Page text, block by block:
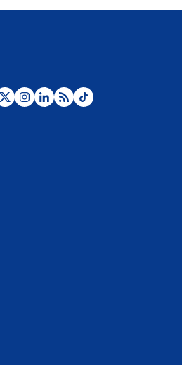
¿Por qué De la Espriella gobernará